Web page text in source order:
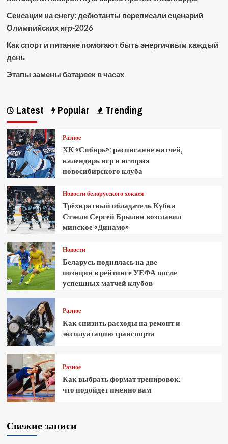
Сенсации на снегу: дебютанты переписали сценарий
Олимпийских игр-2026
Как спорт и питание помогают быть энергичным каждый
день
Этапы замены батареек в часах
Latest Popular Trending
Разное
ХК «Сибирь»: расписание матчей,
календарь игр и история
новосибирского клуба
Новости белорусского хоккея
Трёхкратный обладатель Кубка
Стэнли Сергей Брылин возглавил
минское «Динамо»
Новости
Беларусь поднялась на две
позиции в рейтинге УЕФА после
успешных матчей клубов
Разное
Как снизить расходы на ремонт и
эксплуатацию транспорта
Разное
Как выбрать формат тренировок:
что подойдет именно вам
Свежие записи